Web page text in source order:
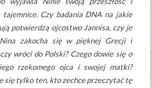
tajemnice. Czy badania DNA na jakie
potwierdzą ojcostwo Jannisa, czy je
zakocha się w pięknej Grecji i
wróci do Polski? Czego dowie się o
rzekomego ojca i swojej matki?
się tylko ten, kto zechce przeczytać tę